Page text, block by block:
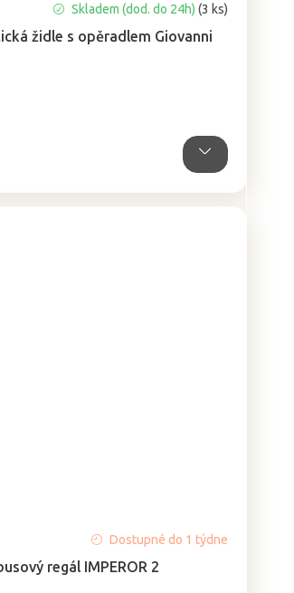
židle s opěradlem Giovanni
Skladem (dod. do 24h) (3 ks)
regál IMPEROR 2
Dostupné do 1 týdne